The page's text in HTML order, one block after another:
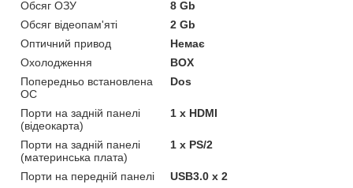
Обсяг ОЗУ
8 Gb
Обсяг відеопам'яті
2 Gb
Оптичний привод
Немає
Охолодження
BOX
Попередньо встановлена
ОС
Dos
Порти на задній панелі
(відеокарта)
1 x HDMI
Порти на задній панелі
(материнська плата)
1 x PS/2
Порти на передній панелі
USB3.0 x 2